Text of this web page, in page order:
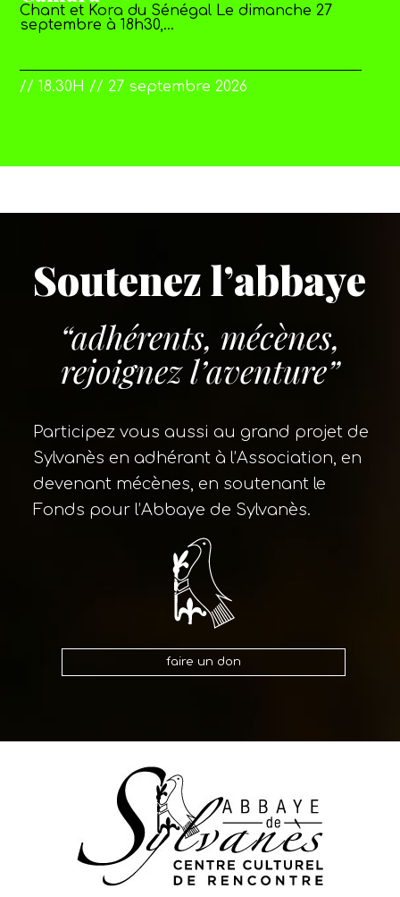
Chant et Kora du Sénégal Le dimanche 27
septembre à 18h30,…
// 18.30H // 27 septembre 2026
Soutenez l’abbaye
“adhérents, mécènes,
rejoignez l’aventure”
Participez vous aussi au grand projet de
Sylvanès en adhérant à l’Association, en
devenant mécènes, en soutenant le
Fonds pour l’Abbaye de Sylvanès.
faire un don